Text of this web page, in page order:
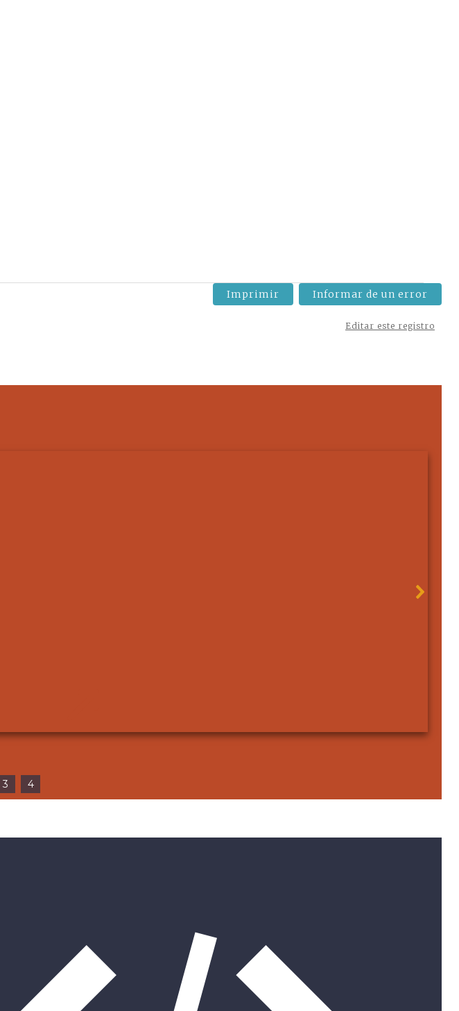
Imprimir Informar de un error
Editar este registro
3 4